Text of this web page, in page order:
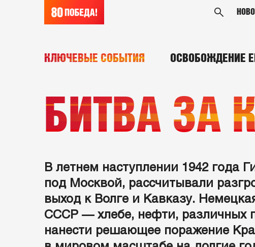
КЛЮЧЕВЫЕ СОБЫТИЯ ОСВОБОЖДЕНИЕ
БИТВА ЗА
В летнем наступлении 1942 года
под Москвой, рассчитывали
выход к Волге и Кавказу.
СССР — хлебе, нефти, различных
нанести решающее поражение